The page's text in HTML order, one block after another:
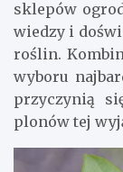
sklepów
wiedzy i
roślin.
wyboru
przyczynią
plonów tej